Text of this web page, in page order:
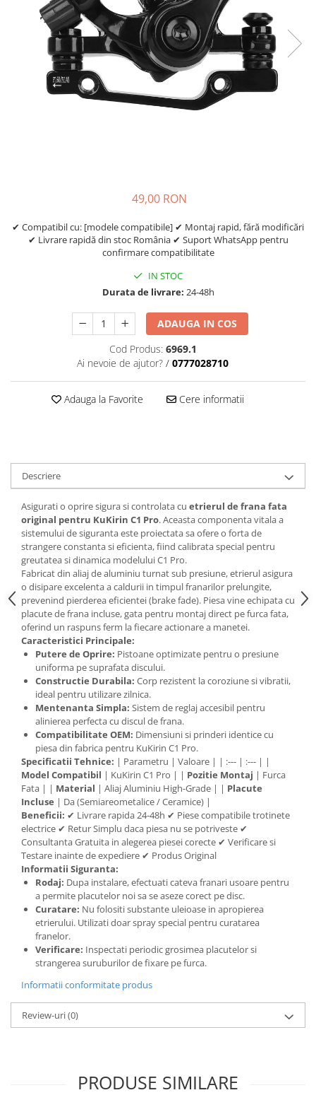
https://www.doctortrotineta.ro/lumini
Stop trotineta
https://www.doctortrotineta.ro/cadru
49,00 RON
✔ Compatibil cu: [modele compatibile] ✔ Montaj rapid, fără modificări
✔ Livrare rapidă din stoc România ✔ Suport WhatsApp pentru
confirmare compatibilitate
IN STOC
Durata de livrare: 24-48h
ADAUGA IN COS
Cod Produs: 6969.1
Ai nevoie de ajutor? / 0777028710
Adauga la Favorite Cere informatii
Descriere
Asigurati o oprire sigura si controlata cu etrierul de frana fata
original pentru KuKirin C1 Pro. Aceasta componenta vitala a
sistemului de siguranta este proiectata sa ofere o forta de
strangere constanta si eficienta, fiind calibrata special pentru
greutatea si dinamica modelului C1 Pro.
Fabricat din aliaj de aluminiu turnat sub presiune, etrierul asigura
o disipare excelenta a caldurii in timpul franarilor prelungite,
prevenind pierderea eficientei (brake fade). Piesa vine echipata cu
placute de frana incluse, gata pentru montaj direct pe furca fata,
oferind un raspuns ferm la fiecare actionare a manetei.
Caracteristici Principale:
Putere de Oprire: Pistoane optimizate pentru o presiune
uniforma pe suprafata discului.
Constructie Durabila: Corp rezistent la coroziune si vibratii,
ideal pentru utilizare zilnica.
Mentenanta Simpla: Sistem de reglaj accesibil pentru
alinierea perfecta cu discul de frana.
Compatibilitate OEM: Dimensiuni si prinderi identice cu
piesa din fabrica pentru KuKirin C1 Pro.
Specificatii Tehnice: | Parametru | Valoare | | :--- | :--- | |
Model Compatibil | KuKirin C1 Pro | | Pozitie Montaj | Furca
Fata | | Material | Aliaj Aluminiu High-Grade | | Placute
Incluse | Da (Semiareometalice / Ceramice) |
Beneficii: ✔ Livrare rapida 24-48h ✔ Piese compatibile trotinete
electrice ✔ Retur Simplu daca piesa nu se potriveste ✔
Consultanta Gratuita in alegerea piesei corecte ✔ Verificare si
Testare inainte de expediere ✔ Produs Original
Informatii Siguranta:
Rodaj: Dupa instalare, efectuati cateva franari usoare pentru
a permite placutelor noi sa se aseze corect pe disc.
Curatare: Nu folositi substante uleioase in apropierea
etrierului. Utilizati doar spray special pentru curatarea
franelor.
Verificare: Inspectati periodic grosimea placutelor si
strangerea suruburilor de fixare pe furca.
Informatii conformitate produs
Review-uri(0)
PRODUSE SIMILARE